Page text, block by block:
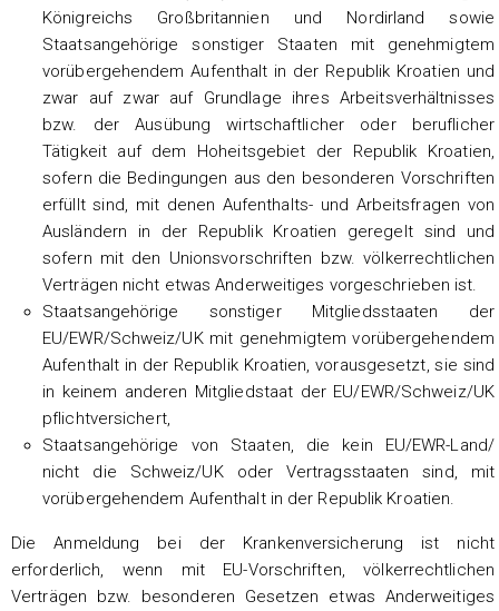
Königreichs Großbritannien und Nordirland sowie
Staatsangehörige sonstiger Staaten mit genehmigtem
vorübergehendem Aufenthalt in der Republik Kroatien und
zwar auf zwar auf Grundlage ihres Arbeitsverhältnisses
bzw. der Ausübung wirtschaftlicher oder beruflicher
Tätigkeit auf dem Hoheitsgebiet der Republik Kroatien,
sofern die Bedingungen aus den besonderen Vorschriften
erfüllt sind, mit denen Aufenthalts- und Arbeitsfragen von
Ausländern in der Republik Kroatien geregelt sind und
sofern mit den Unionsvorschriften bzw. völkerrechtlichen
Verträgen nicht etwas Anderweitiges vorgeschrieben ist.
Staatsangehörige sonstiger Mitgliedsstaaten der
EU/EWR/Schweiz/UK mit genehmigtem vorübergehendem
Aufenthalt in der Republik Kroatien, vorausgesetzt, sie sind
in keinem anderen Mitgliedstaat der EU/EWR/Schweiz/UK
pflichtversichert,
Staatsangehörige von Staaten, die kein EU/EWR-Land/
nicht die Schweiz/UK oder Vertragsstaaten sind, mit
vorübergehendem Aufenthalt in der Republik Kroatien.
Die Anmeldung bei der Krankenversicherung ist nicht
erforderlich, wenn mit EU-Vorschriften, völkerrechtlichen
Verträgen bzw. besonderen Gesetzen etwas Anderweitiges